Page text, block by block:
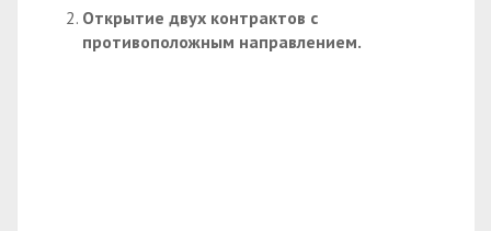
Открытие двух контрактов с
противоположным направлением.